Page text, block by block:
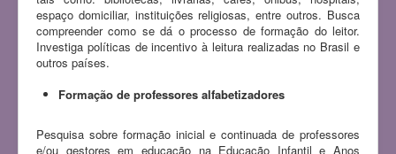
espaço domiciliar, instituições religiosas, entre outros. Busca
compreender como se dá o processo de formação do leitor.
Investiga políticas de incentivo à leitura realizadas no Brasil e
outros países.
Formação de professores alfabetizadores
Pesquisa sobre formação inicial e continuada de professores
e/ou gestores em educação na Educação Infantil e Anos